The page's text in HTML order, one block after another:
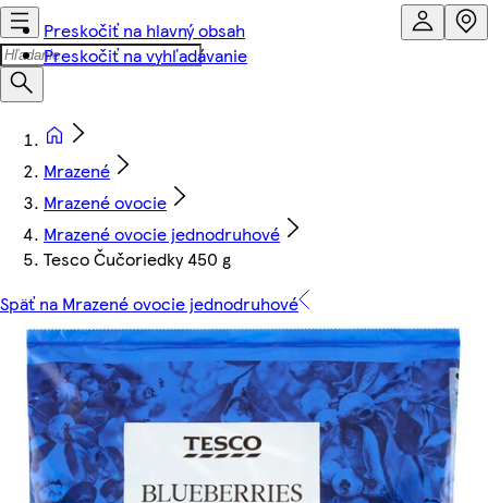
Preskočiť na hlavný obsah
Preskočiť na vyhľadávanie
Mrazené
Mrazené ovocie
Mrazené ovocie jednodruhové
Tesco Čučoriedky 450 g
Späť na Mrazené ovocie jednodruhové